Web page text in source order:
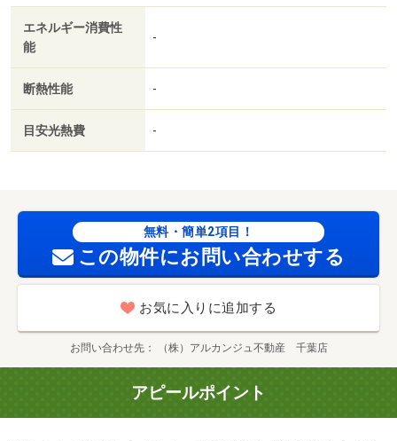
安心できます。新生活を失敗せず、スタートさせたいなら
こちらの「ＳＩＤＥ Ｏｎｅ」はいかがでしょうか。・賃
貸保証等：加入要（初回保証料賃料共益費等５０％ 以後
場敷金：１ヶ月・管理形態／管理員の勤務形態：巡回・Ｗ
ＥＢ上の物件はもちろん、非掲載物件や類似物件も多数取
扱っております！ご来店の際は千葉駅まで送迎、ご見学の
なし・駐輪場：有・仲介手数料：１．１ヶ月
エネルギー消費性
能
-
断熱性能 -
目安光熱費 -
無料・簡単2項目！
この物件にお問い合わせする
お気に入りに追加する
お問い合わせ先 （株）アルカンジュ不動産 千葉店
アピールポイント